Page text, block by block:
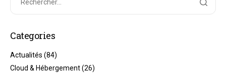
Categories
Actualités (84)
Cloud & Hébergement(26)